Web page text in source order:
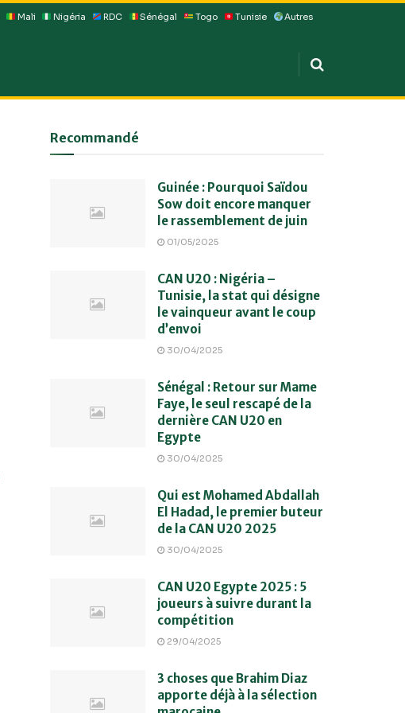
Mali Nigéria RDC Sénégal Togo Tunisie Autres
Recommandé
Guinée : Pourquoi Saïdou
Sow doit encore manquer
le rassemblement de juin
01/05/2025
CAN U20 : Nigéria –
Tunisie, la stat qui désigne
le vainqueur avant le coup
d’envoi
30/04/2025
Sénégal : Retour sur Mame
Faye, le seul rescapé de la
dernière CAN U20 en
Egypte
30/04/2025
Qui est Mohamed Abdallah
El Hadad, le premier buteur
de la CAN U20 2025
30/04/2025
CAN U20 Egypte 2025 : 5
joueurs à suivre durant la
compétition
29/04/2025
3 choses que Brahim Diaz
apporte déjà à la sélection